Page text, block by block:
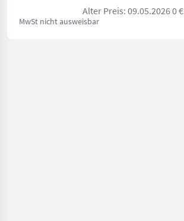
Alter Preis: 09.05.2026 0 €
MwSt nicht ausweisbar